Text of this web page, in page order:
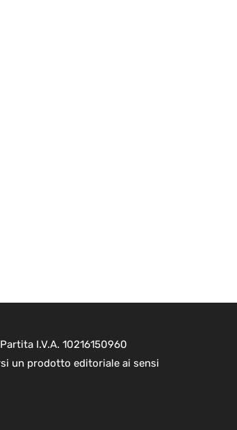
I.V.A. 10216150960
un prodotto editoriale ai sensi